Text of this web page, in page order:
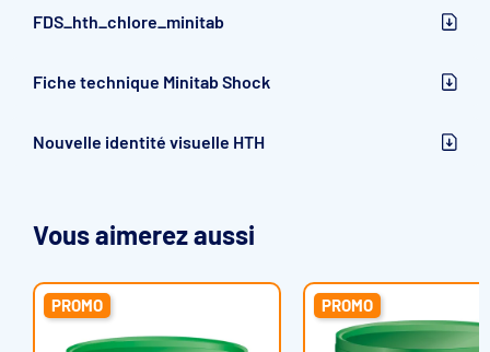
FDS_hth_chlore_minitab
Fiche technique Minitab Shock
Nouvelle identité visuelle HTH
Vous aimerez aussi
PROMO PROMO